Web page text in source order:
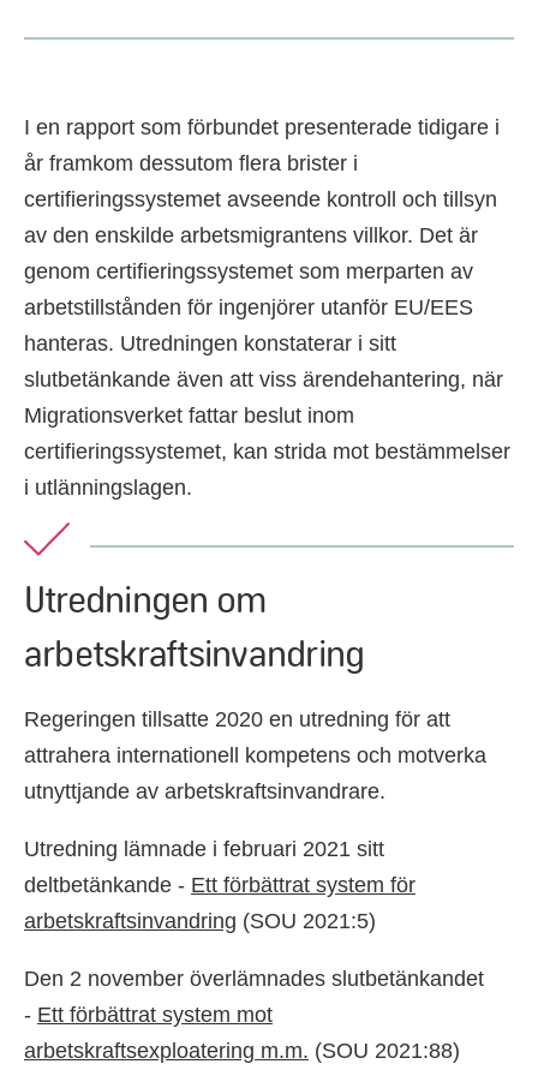
I en rapport som förbundet presenterade tidigare i
år framkom dessutom flera brister i
certifieringssystemet avseende kontroll och tillsyn
av den enskilde arbetsmigrantens villkor. Det är
genom certifieringssystemet som merparten av
arbetstillstånden för ingenjörer utanför EU/EES
hanteras. Utredningen konstaterar i sitt
slutbetänkande även att viss ärendehantering, när
Migrationsverket fattar beslut inom
certifieringssystemet, kan strida mot bestämmelser
i utlänningslagen.
Utredningen om
arbetskraftsinvandring
Regeringen tillsatte 2020 en utredning för att
attrahera internationell kompetens och motverka
utnyttjande av arbetskraftsinvandrare.
Utredning lämnade i februari 2021 sitt
deltbetänkande - Ett förbättrat system för
arbetskraftsinvandring (SOU 2021:5)
Den 2 november överlämnades slutbetänkandet
- Ett förbättrat system mot
arbetskraftsexploatering m.m. (SOU 2021:88)